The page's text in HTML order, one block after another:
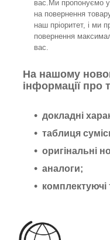
вас.Ми пропонуємо
на повернення
наш пріоритет, і ми
повернення
вас.
На нашому
інформації про
докладні
таблиця
оригінальні
аналоги;
комплектуючі